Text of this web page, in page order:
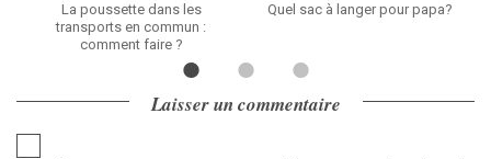
La poussette dans les
transports en commun :
comment faire ?
Quel sac à langer pour papa?
Laisser un commentaire